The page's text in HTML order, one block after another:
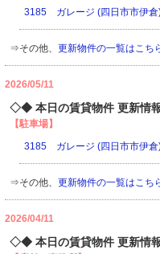
3185 ガレージ (四日市市伊倉
⇒その他、 更新物件の一覧はこち
2026/05/11
◇◆ 本日の賃貸物件 更新
【駐車場】
3185 ガレージ (四日市市伊倉
⇒その他、 更新物件の一覧はこち
2026/04/11
◇◆ 本日の賃貸物件 更新